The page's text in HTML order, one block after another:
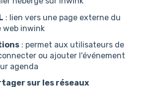
: lien vers une page externe du
web inwink
: permet aux utilisateurs de
ou ajouter l'événement
agenda
sur les réseaux